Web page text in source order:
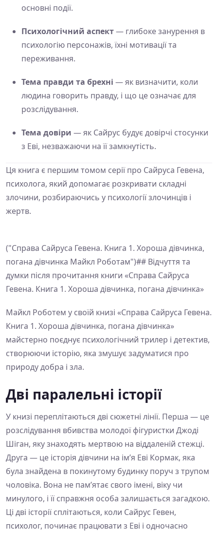
основні події.
Психологічний аспект— глибоке занурення в
психологію персонажів, їхні мотивації та
переживання.
Тема правди та брехні — як визначити, коли
людина говорить правду, і що це означає для
розслідування.
Тема довіри — як Сайрус будує довірчі стосунки
з Еві, незважаючи на її замкнутість.
Ця книга є першим томом серії про Сайруса Гевена,
психолога, який допомагає розкривати складні
злочини, розбираючись у психології злочинців і
жертв.
("Справа Сайруса Гевена. Книга 1. Хороша дівчинка,
погана дівчинка Майкл Роботам")## Відчуття та
думки після прочитання книги «Справа Сайруса
Гевена. Книга 1. Хороша дівчинка, погана дівчинка»
Майкл Роботем у своїй книзі «Справа Сайруса Гевена.
Книга 1. Хороша дівчинка, погана дівчинка»
майстерно поєднує психологічний трилер і детектив,
створюючи історію, яка змушує задуматися про
природу добра і зла.
Дві паралельні історії
У книзі переплітаються дві сюжетні лінії. Перша — це
розслідування вбивства молодої фігуристки Джоді
Шіган, яку знаходять мертвою на віддаленій стежці.
Друга — це історія дівчини на ім’я Еві Кормак, яка
була знайдена в покинутому будинку поруч з трупом
чоловіка. Вона не пам’ятає свого імені, віку чи
минулого, і її справжня особа залишається загадкою.
Ці дві історії сплітаються, коли Сайрус Гевен,
психолог, починає працювати з Еві і одночасно